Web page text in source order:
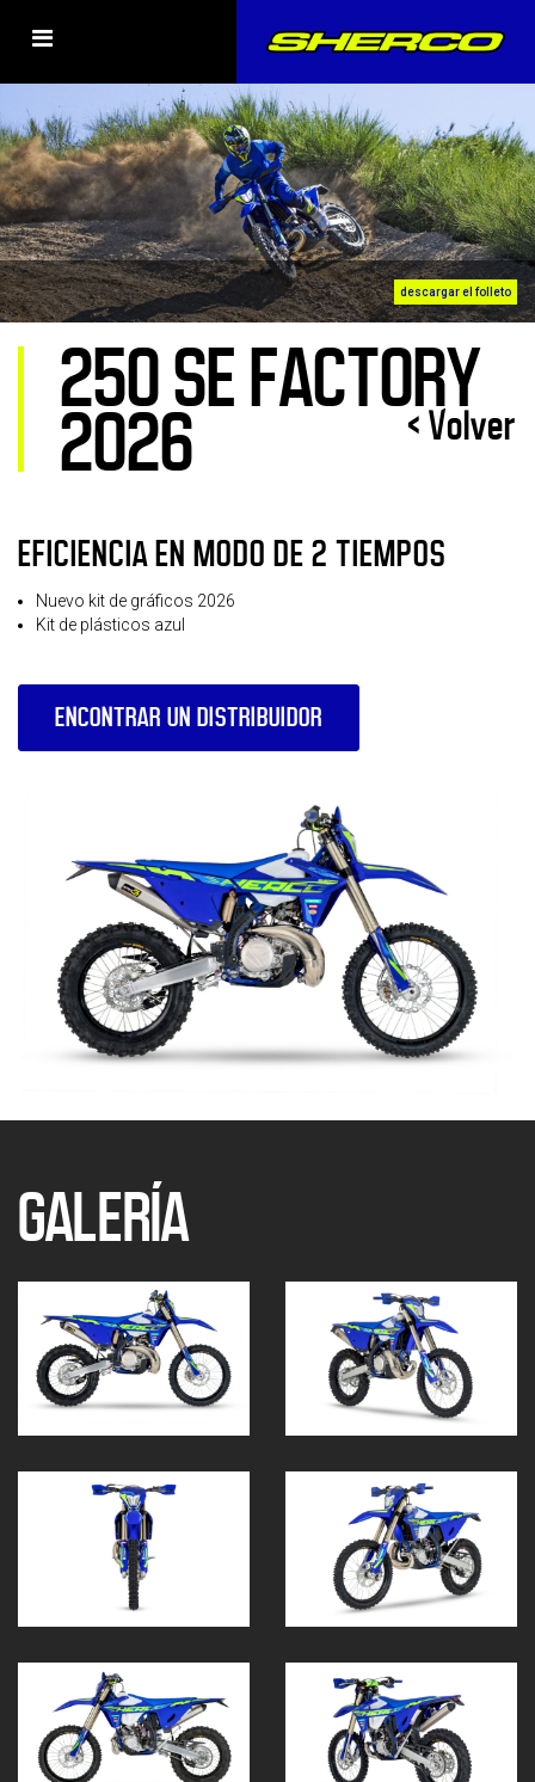
descargar el folleto
250 SE FACTORY
2026 < Volver
EFICIENCIA EN MODO DE 2 TIEMPOS
Nuevo kit de gráficos 2026
Kit de plásticos azul
ENCONTRAR UN DISTRIBUIDOR
GALERÍA